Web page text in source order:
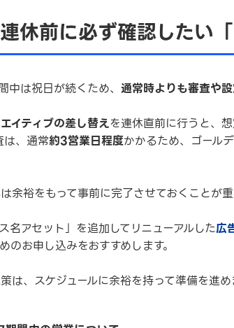
連休前に必ず確認したい
中は祝日が続くため、 通常時よりも審査や
イティブの差し替えを連休直前に行うと、
、通常約3営業日程度かかるため、ゴール
余裕をもって事前に完了させておくことが重
名アセット」を追加してリニューアルした広
のお申し込みをおすすめします。
は、スケジュールに余裕を持って準備を進め